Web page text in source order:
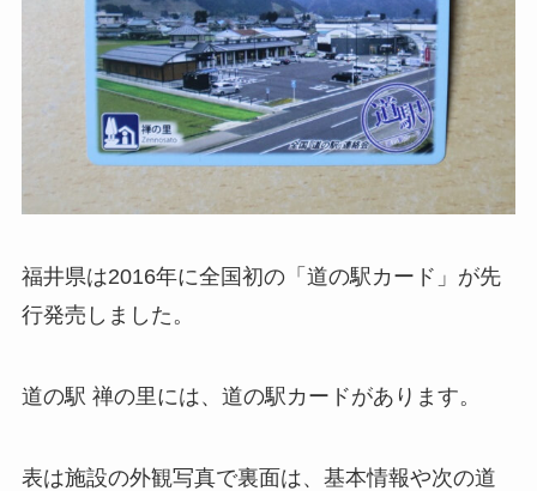
福井県は2016年に全国初の「道の駅カード」が先
行発売しました。
道の駅 禅の里には、道の駅カードがあります。
表は施設の外観写真で裏面は、基本情報や次の道